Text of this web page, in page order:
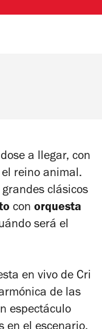
a llegar, con
reino animal.
clásicos
con orquesta
será el
en vivo de Cri
de las
espectáculo